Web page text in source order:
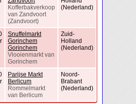
Kofferbakverkoop
van Zandvoort
(Zandvoort)
(Nederland)
Snuffelmarkt
Gorinchem
Gorinchem
Vlooienmarkt van
Gorinchem
Zuid-
Holland
(Nederland)
Parijse Markt
Berlicum
Rommelmarkt
van Berlicum
Noord-
Brabant
(Nederland)